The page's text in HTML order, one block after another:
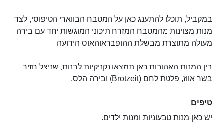
במקביל, תוכלו להתענג כאן על המטבח הבווארי הטיפוסי, לצד
מנות מצוינות מהמטבח המזרח תיכוני המוגשות יחד עם בירה
מעולה מתוצרת מבשלת ההופבראוהאוס הידועה.
בין המנות האהובות כאן תמצאו נקניקיות לבנות, שניצל חזיר,
בשר אווז, פלטת לחם (Brotzeit) ובירה הלס.
טיפים
יש כאן מנות טבעוניות ומנות ילדים.